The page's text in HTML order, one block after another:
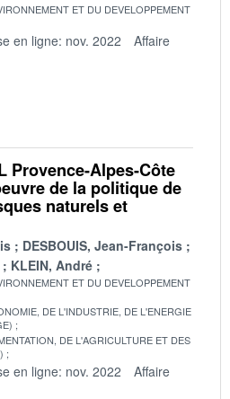
ET DU DEVELOPPEMENT
en ligne: nov. 2022
Affaire
Provence-Alpes-Côte
de la politique de
naturels et
DESBOUIS, Jean-François
KLEIN, André
ET DU DEVELOPPEMENT
DE L'INDUSTRIE, DE L'ENERGIE
DE L'AGRICULTURE ET DES
en ligne: nov. 2022
Affaire